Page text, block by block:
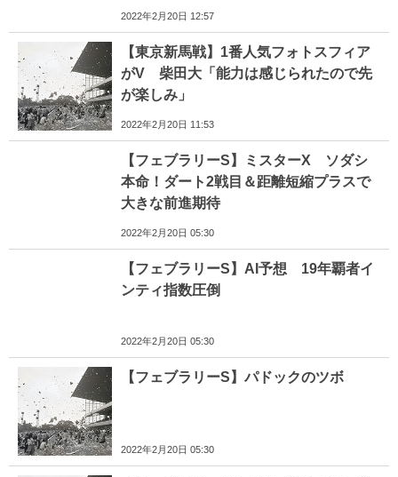
2022年2月20日 12:57
【東京新馬戦】1番人気フォトスフィア
がV 柴田大「能力は感じられたので先
が楽しみ」
2022年2月20日 11:53
【フェブラリーS】ミスターX ソダシ
本命！ダート2戦目＆距離短縮プラスで
大きな前進期待
2022年2月20日 05:30
【フェブラリーS】AI予想 19年覇者イ
ンティ指数圧倒
2022年2月20日 05:30
【フェブラリーS】パドックのツボ
2022年2月20日 05:30